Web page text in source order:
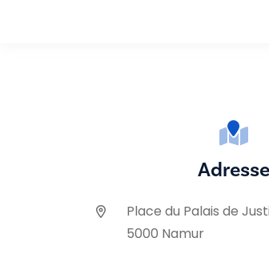
Adresse
Place du Palais de
5000 Namur